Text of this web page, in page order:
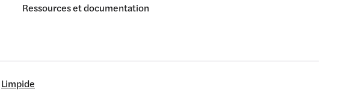
Ressources et documentation
Limpide